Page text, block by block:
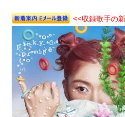
<<収録歌手の